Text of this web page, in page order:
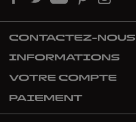
CONTACTEZ-NOUS
INFORMATIONS
VOTRE COMPTE
PAIEMENT